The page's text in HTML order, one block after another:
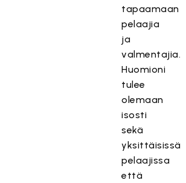
tapaamaan
pelaajia
ja
valmentajia.
Huomioni
tulee
olemaan
isosti
sekä
yksittäisissä
pelaajissa
että